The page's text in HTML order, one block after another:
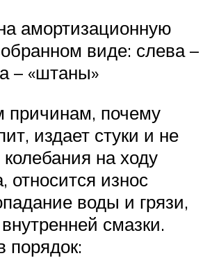
амортизационную
виде: слева –
– «штаны»
причинам, почему
издает стуки и не
колебания на ходу
относится износ
воды и грязи,
смазки.
порядок: